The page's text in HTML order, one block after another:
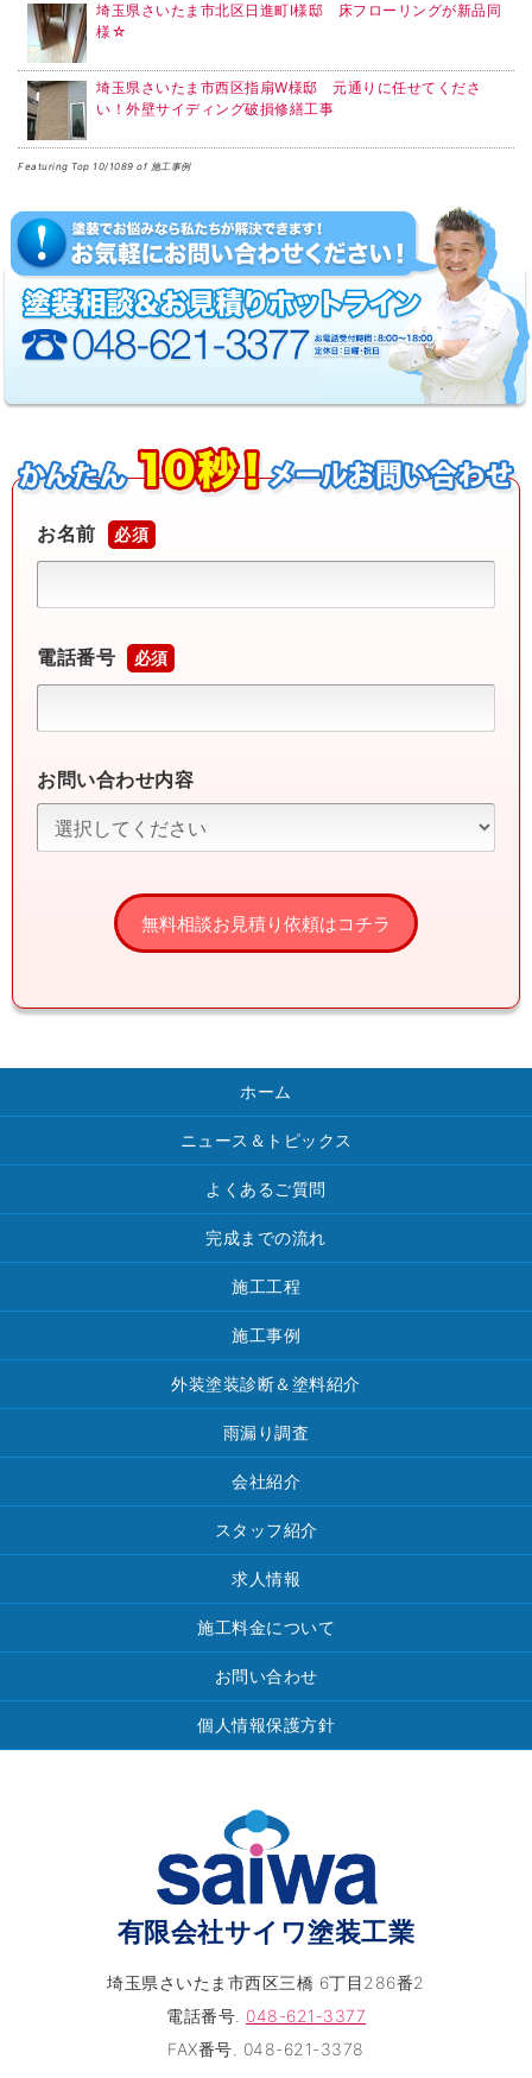
埼玉県さいたま市北区日進町I様邸 床フローリングが新品同
様☆
埼玉県さいたま市西区指扇W様邸 元通りに任せてくださ
い！外壁サイディング破損修繕工事
Featuring Top 10/1089 of 施工事例
お名前 必須
電話番号 必須
お問い合わせ内容
ホーム
ニュース＆トピックス
よくあるご質問
完成までの流れ
施工工程
施工事例
外装塗装診断＆塗料紹介
雨漏り調査
会社紹介
スタッフ紹介
求人情報
施工料金について
お問い合わせ
個人情報保護方針
有限会社サイワ塗装工業
埼玉県さいたま市西区三橋 6丁目286番2
電話番号. 048-621-3377
FAX番号. 048-621-3378